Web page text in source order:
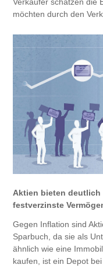
möchten durch den
Aktien bieten deutlich
festverzinste
Gegen Inflation sind
Sparbuch, da sie als
ähnlich wie eine
kaufen, ist ein Depot